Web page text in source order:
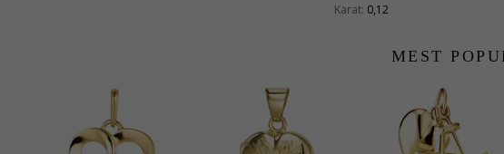
Karat: 0,12
MEST